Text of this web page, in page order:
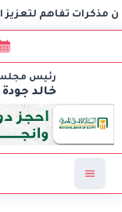
لتعزيز التعاون
رئيس مجلس
خالد جودة